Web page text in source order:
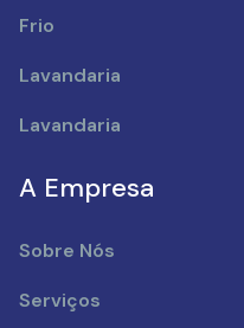
Frio
Lavandaria
Lavandaria
A Empresa
Sobre Nós
Serviços